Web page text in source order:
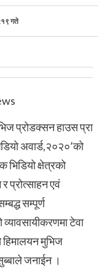
गते
प्रोडक्सन हाउस प्रा
अवार्ड,२०२०’को
क्षेत्रको
प्रोत्साहन एवं
सम्पूर्ण
टेवा
हिमालयन मुभिज
जनाईन ।